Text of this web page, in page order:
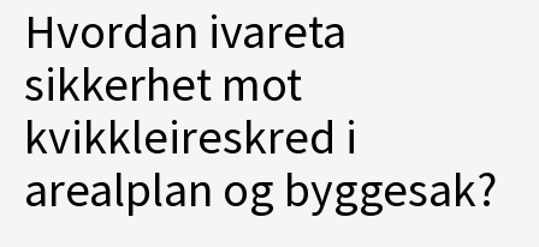
Hvordan ivareta
sikkerhet mot
kvikkleireskred i
arealplan og byggesak?